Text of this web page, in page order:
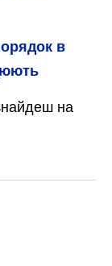
в
знайдеш на